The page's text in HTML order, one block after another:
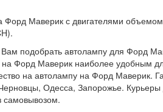
Маверик с двигателями
подобрать автолампу для Форд
Форд Маверик наиболее удобным
на автолампу на Форд Маверик.
Одесса, Запорожье.
самовывозом.